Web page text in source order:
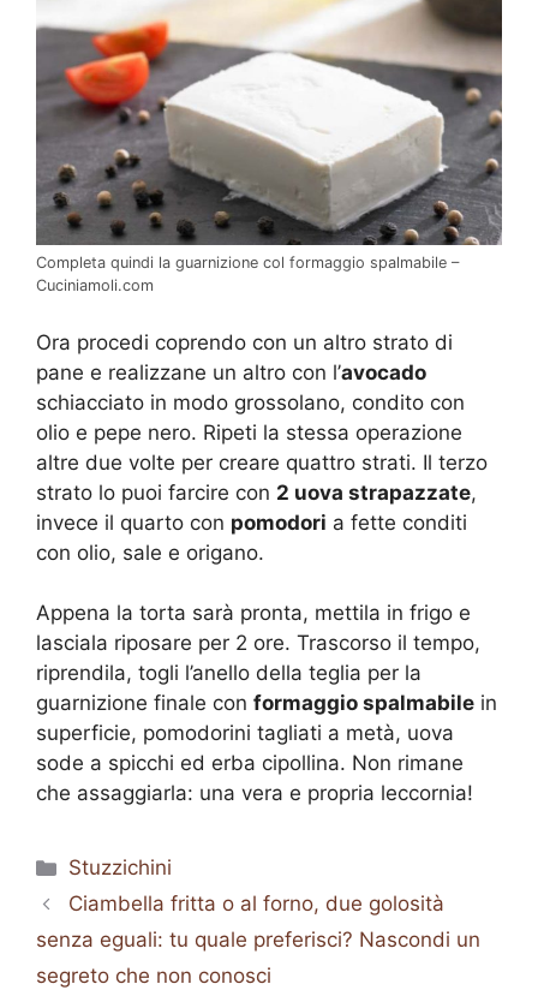
Completa quindi la guarnizione col formaggio spalmabile –
Cuciniamoli.com
Ora procedi coprendo con un altro strato di
pane e realizzane un altro con l’avocado
schiacciato in modo grossolano, condito con
olio e pepe nero. Ripeti la stessa operazione
altre due volte per creare quattro strati. Il terzo
strato lo puoi farcire con 2 uova strapazzate,
invece il quarto con pomodori a fette conditi
con olio, sale e origano.
Appena la torta sarà pronta, mettila in frigo e
lasciala riposare per 2 ore. Trascorso il tempo,
riprendila, togli l’anello della teglia per la
guarnizione finale con formaggio spalmabile in
superficie, pomodorini tagliati a metà, uova
sode a spicchi ed erba cipollina. Non rimane
che assaggiarla: una vera e propria leccornia!
Categorie
Stuzzichini
Ciambella fritta o al forno, due golosità
senza eguali: tu quale preferisci? Nascondi un
segreto che non conosci